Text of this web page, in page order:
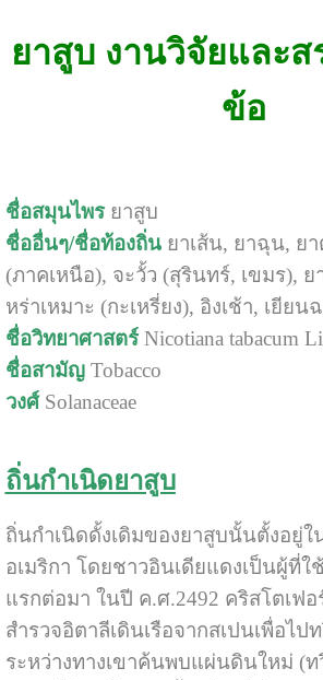
ยาสูบ งานวิจัยและ
ข้อ
ชื่อสมุนไพรยาสูบ
ชื่ออื่นๆ/ชื่อท้องถิ่นยาเส้น, ยาฉุน, ย
(ภาคเหนือ), จะวั้ว (สุรินทร์, เขมร), ย
หร่าเหมาะ (กะเหรี่ยง), อิงเช้า, เยียน
ชื่อวิทยาศาสตร์Nicotiana tabacum
ชื่อสามัญ Tobacco
วงศ์Solanaceae
ถิ่นกำเนิดยาสูบ
ถิ่นกำเนิดดั้งเดิมของยาสูบนั้นตั้งอยู่ใ
อเมริกา โดยชาวอินเดียแดงเป็นผู้ที่ใช้
แรกต่อมา ในปี ค.ศ.2492 คริสโตเฟ
สำรวจอิตาลีเดินเรือจากสเปนเพื่อไป
ระหว่างทางเขาค้นพบแผ่นดินใหม่ (ท